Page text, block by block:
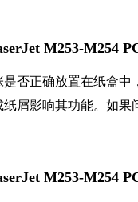
M253-M254
否正确放置在纸盒
屑影响其功能。如
M253-M254